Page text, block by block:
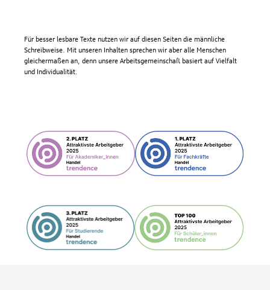
Für besser lesbare Texte nutzen wir auf diesen Seiten die männliche
Schreibweise. Mit unseren Inhalten sprechen wir aber alle Menschen
gleichermaßen an, denn unsere Arbeitsgemeinschaft basiert auf Vielfalt
und Individualität.